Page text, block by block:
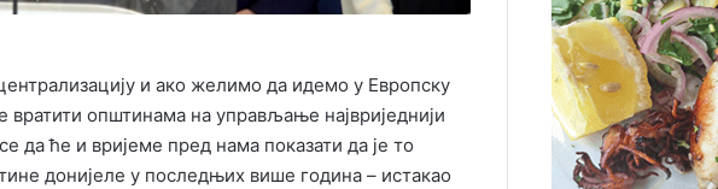
и ако желимо да идемо у Европску
општинама на управљање највриједнији
да ће и вријеме пред нама показати да је то
донијеле у последњих више година – истакао